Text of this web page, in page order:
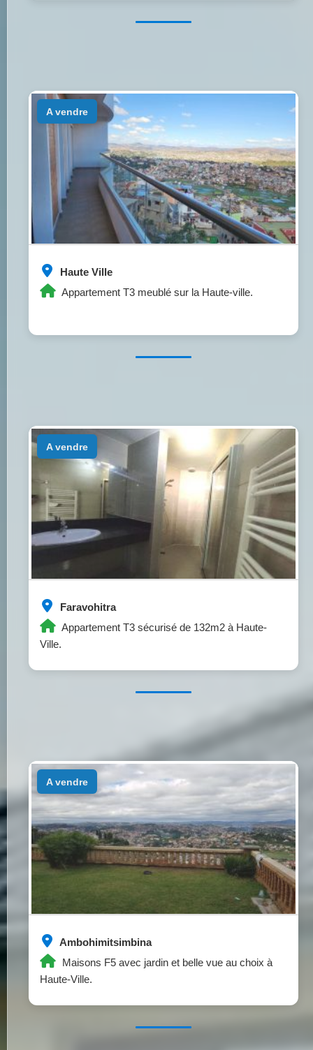
Haute Ville
Appartement T3 meublé sur la Haute-ville.
a vendre
Faravohitra
Appartement T3 sécurisé de 132m2 à Haute-
Ville.
a vendre
Ambohimitsimbina
Maisons F5 avec jardin et belle vue au choix à
Haute-Ville.
a vendre